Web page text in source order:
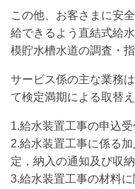
この他、お客さまに安
給できるよう直結式給
模貯水槽水道の調査・
サービス係の主な業務
て検定満期による取替
1.給水装置工事の申込
2.給水装置工事に係る
定，納入の通知及び収
3.給水装置工事の材料に